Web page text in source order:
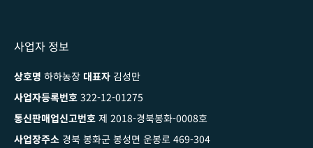
사업자 정보
상호명 하하농장 대표자 김성만
사업자등록번호 322-12-01275
통신판매업신고번호 제 2018-경북봉화-0008호
사업장주소 경북 봉화군 봉성면 운봉로 469-304